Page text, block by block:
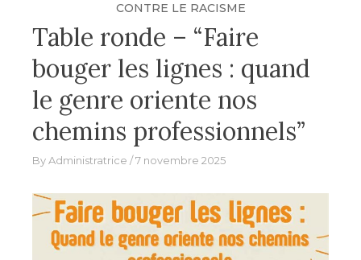
CONTRE LE RACISME
Table ronde – “Faire
bouger les lignes : quand
le genre oriente nos
chemins professionnels”
ByAdministratrice 7 novembre 2025